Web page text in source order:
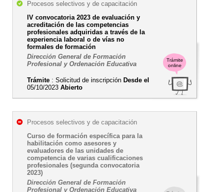
Trámite
online
Procesos selectivos y de capacitación
IV convocatoria 2023 de evaluación y
acreditación de las competencias
profesionales adquiridas a través de la
experiencia laboral o de vías no
formales de formación
Dirección General de Formación
Profesional y Ordenación Educativa
Trámite : Solicitud de inscripción Desde el
05/10/2023 Abierto
Procesos selectivos y de capacitación
Curso de formación específica para la
habilitación como asesores y
evaluadores de las unidades de
competencia de varias cualificaciones
profesionales (segunda convocatoria
2023)
Dirección General de Formación
Profesional y Ordenación Educativa